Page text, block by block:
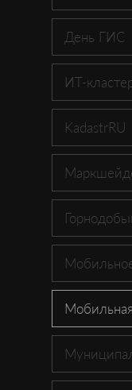
День ГИС
ИТ-
KadastrRU